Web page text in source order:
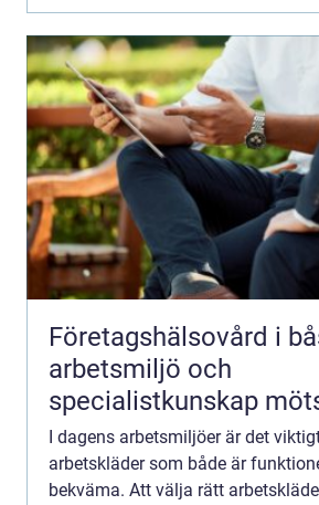
Företagshälsovård i
arbetsmiljö och
specialistkunskap
I dagens arbetsmiljöer är det
arbetskläder som både är
bekväma. Att välja rätt